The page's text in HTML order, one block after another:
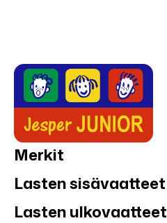
Merkit
Lasten sisävaatteet
Lasten ulkovaatteet